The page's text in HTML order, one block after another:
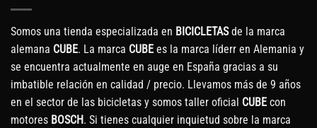
Somos una tienda especializada en BICICLETASde la marca
alemana CUBE. La marca CUBE es la marca líderr en Alemania y
se encuentra actualmente en auge en España gracias a su
imbatible relación en calidad / precio. Llevamos más de 9 años
en el sector de las bicicletas y somos taller oficial CUBE con
motores BOSCH. Si tienes cualquier inquietud sobre la marca